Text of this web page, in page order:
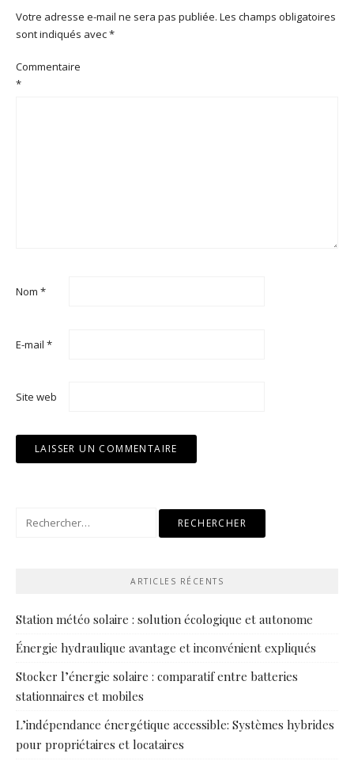
Votre adresse e-mail ne sera pas publiée. Les champs obligatoires
sont indiqués avec*
Commentaire
*
Nom *
E-mail *
Site web
Rechercher :
ARTICLES RÉCENTS
Station météo solaire : solution écologique et autonome
Énergie hydraulique avantage et inconvénient expliqués
Stocker l’énergie solaire : comparatif entre batteries
stationnaires et mobiles
L’indépendance énergétique accessible: Systèmes hybrides
pour propriétaires et locataires